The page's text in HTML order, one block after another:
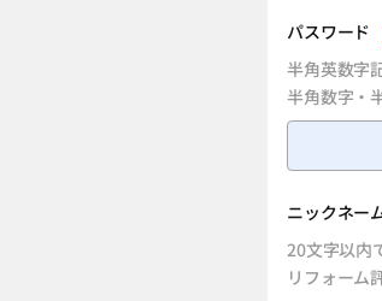
パスワード
半角英数字
半角数字・
ニックネー
20文字以内
リフォーム